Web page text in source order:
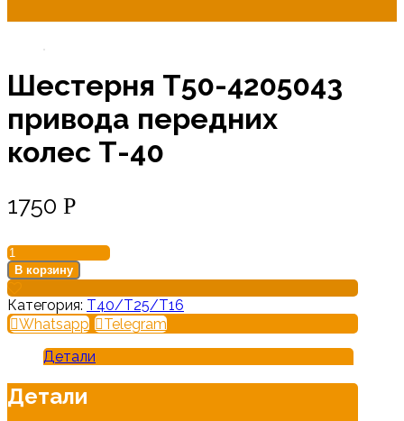
Шестерня Т50-4205043
привода передних
колес Т-40
1750 Р
Количество
товара
Шестерня
Т50-
4205043
привода
передних
колес
Т-40
В корзину
Категория: Т40/Т25/Т16
Whatsapp
Telegram
Детали
Детали